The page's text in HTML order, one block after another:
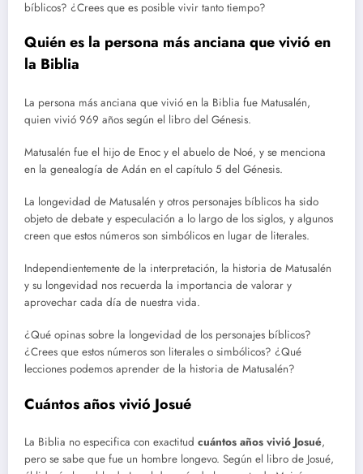
bíblicos? ¿Crees que es posible vivir tanto tiempo?
Quién es la persona más anciana que vivió en
la Biblia
La persona más anciana que vivió en la Biblia fue Matusalén,
quien vivió 969 años según el libro del Génesis.
Matusalén fue el hijo de Enoc y el abuelo de Noé, y se menciona
en la genealogía de Adán en el capítulo 5 del Génesis.
La longevidad de Matusalén y otros personajes bíblicos ha sido
objeto de debate y especulación a lo largo de los siglos, y algunos
creen que estos números son simbólicos en lugar de literales.
Independientemente de la interpretación, la historia de Matusalén
y su longevidad nos recuerda la importancia de valorar y
aprovechar cada día de nuestra vida.
¿Qué opinas sobre la longevidad de los personajes bíblicos?
¿Crees que estos números son literales o simbólicos? ¿Qué
lecciones podemos aprender de la historia de Matusalén?
Cuántos años vivió Josué
La Biblia no especifica con exactitud cuántos años vivió Josué,
pero se sabe que fue un hombre longevo. Según el libro de Josué,